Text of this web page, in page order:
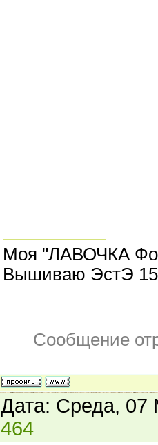
Моя "ЛАВОЧКА
Вышиваю ЭстЭ
Сообщение
Дата: Среда,
464